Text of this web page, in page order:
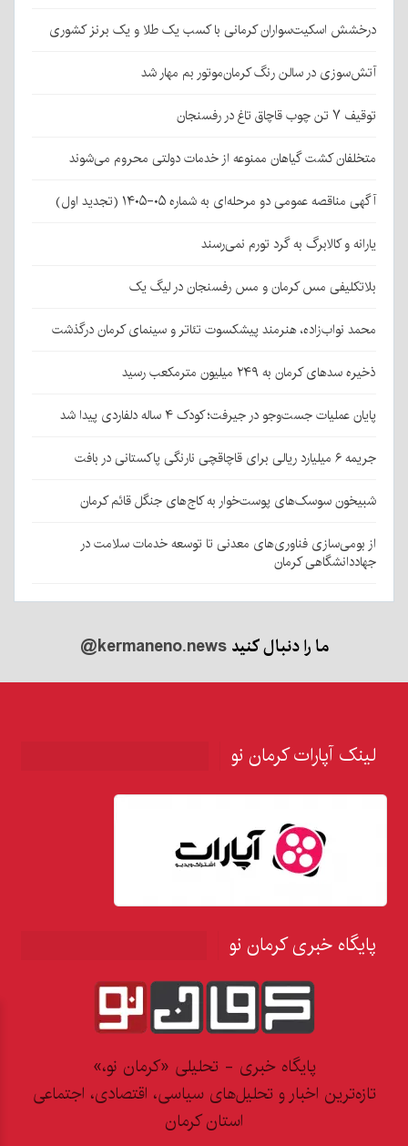
درخشش اسکیت‌سواران کرمانی با کسب یک طلا و یک برنز کشوری
آتش‌سوزی در سالن رنگ کرمان‌موتور بم مهار شد
توقیف ۷ تن چوب قاچاق تاغ در رفسنجان
متخلفان کشت گیاهان ممنوعه از خدمات دولتی محروم می‌شوند
آگهی مناقصه عمومی دو مرحله‌ای به شماره ۰۵-۱۴۰۵ (تجدید اول)
یارانه و کالابرگ به گرد تورم نمی‌رسند
بلاتکلیفی مس کرمان و مس رفسنجان در لیگ یک
محمد نواب‌زاده، هنرمند پیشکسوت تئاتر و سینمای کرمان درگذشت
ذخیره سدهای کرمان به ۲۴۹ میلیون مترمکعب رسید
پایان عملیات جست‌وجو در جیرفت؛ کودک ۴ ساله دلفاردی پیدا شد
جریمه ۶ میلیارد ریالی برای قاچاقچی نارنگی پاکستانی در بافت
شبیخون سوسک‌های پوست‌خوار به کاج‌های جنگل قائم کرمان
از بومی‌سازی فناوری‌های معدنی تا توسعه خدمات سلامت در
جهاددانشگاهی کرمان
ما را دنبال کنید@kermaneno.news
لینک آپارات کرمان نو
پایگاه خبری کرمان نو
پایگاه خبری - تحلیلی «کرمان نو،»
تازه‌ترین اخبار و تحلیل‌های سیاسی، اقتصادی، اجتماعی
استان کرمان